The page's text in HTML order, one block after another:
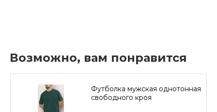
Возможно, вам понравится
Футболка мужская однотонная
свободного кроя